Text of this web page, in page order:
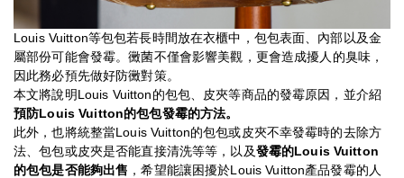
Louis Vuitton等包包若長時間放在衣櫃中，包包表面、內部以及金
屬部份可能會發霉。黴菌不僅會影響美觀，更會造成擾人的臭味，
因此務必預先做好防黴對策。
本文將說明Louis Vuitton的包包、皮夾等商品的發霉原因，並介紹
預防Louis Vuitton的包包發霉的方法。
此外，也將統整當Louis Vuitton的包包或皮夾不幸發霉時的去除方
法、包包或皮夾是否能直接清洗等等，以及發霉的Louis Vuitton
的包包是否能夠出售 ，希望能讓困擾於Louis Vuitton產品發霉的人